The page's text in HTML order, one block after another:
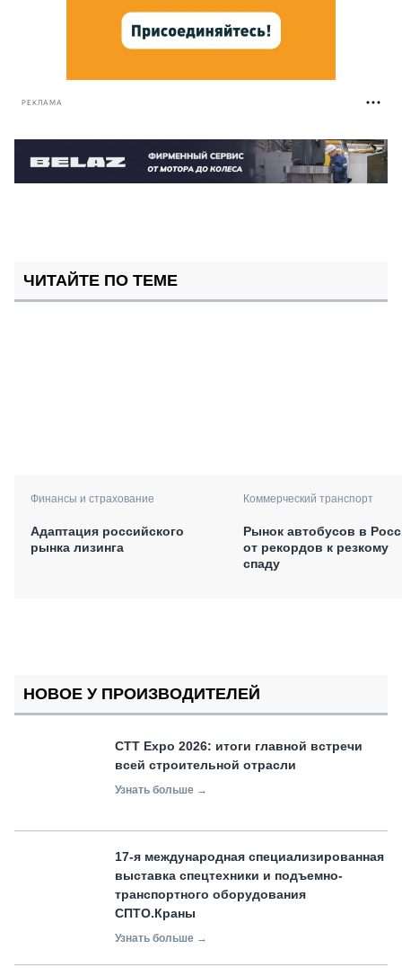
РЕКЛАМА
ЧИТАЙТЕ ПО ТЕМЕ
Финансы и страхование
Адаптация российского
рынка лизинга
Коммерческий транспорт
Рынок автобусов в
от рекордов к резкому
спаду
НОВОЕ У ПРОИЗВОДИТЕЛЕЙ
СТТ Expo 2026: итоги главной встречи
всей строительной отрасли
Узнать больше →
17-я международная специализированная
выставка спецтехники и подъемно-
транспортного оборудования
СПТО.Краны
Узнать больше →